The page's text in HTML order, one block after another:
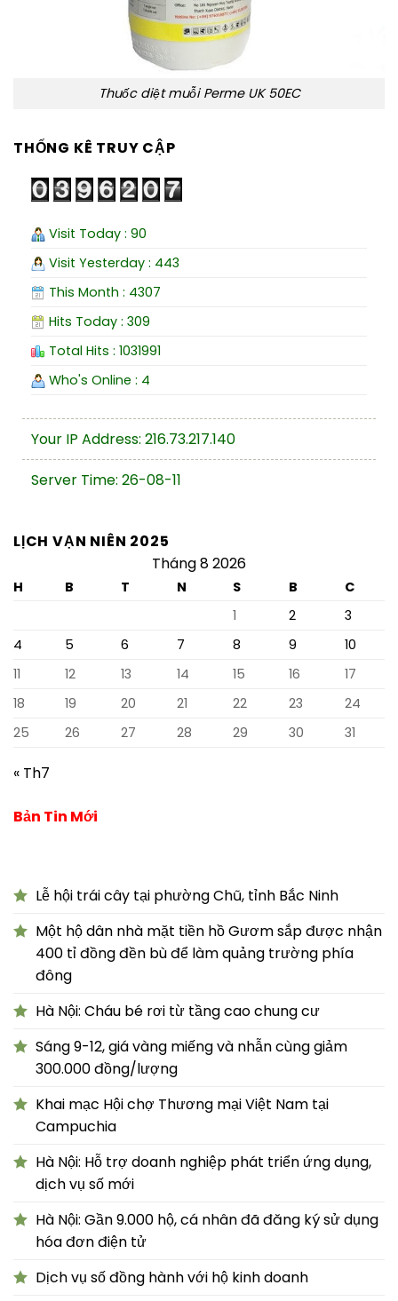
Thuốc diệt muỗi Perme UK 50EC
THỐNG KÊ TRUY CẬP
Visit Today : 90
Visit Yesterday : 443
This Month : 4307
Hits Today : 309
Total Hits : 1031991
Who's Online : 4
Your IP Address: 216.73.217.140
Server Time: 26-08-11
LỊCH VẠN NIÊN 2025
Tháng 8 2026
H B T N S B
C
1
2
3
4
5 6 7 8 9
10
11
12 13 14 15 16
17
18
19 20 21 22 23
24
25
26 27 28 29 30 31
« Th7
Bản Tin Mới
Lễ hội trái cây tại phường Chũ, tỉnh Bắc Ninh
Một hộ dân nhà mặt tiền hồ Gươm sắp được nhận
400 tỉ đồng đền bù để làm quảng trường phía
đông
Hà Nội: Cháu bé rơi từ tầng cao chung cư
Sáng 9-12, giá vàng miếng và nhẫn cùng giảm
300.000 đồng/lượng
Khai mạc Hội chợ Thương mại Việt Nam tại
Campuchia
Hà Nội: Hỗ trợ doanh nghiệp phát triển ứng dụng,
dịch vụ số mới
Hà Nội: Gần 9.000 hộ, cá nhân đã đăng ký sử dụng
hóa đơn điện tử
Dịch vụ số đồng hành với hộ kinh doanh